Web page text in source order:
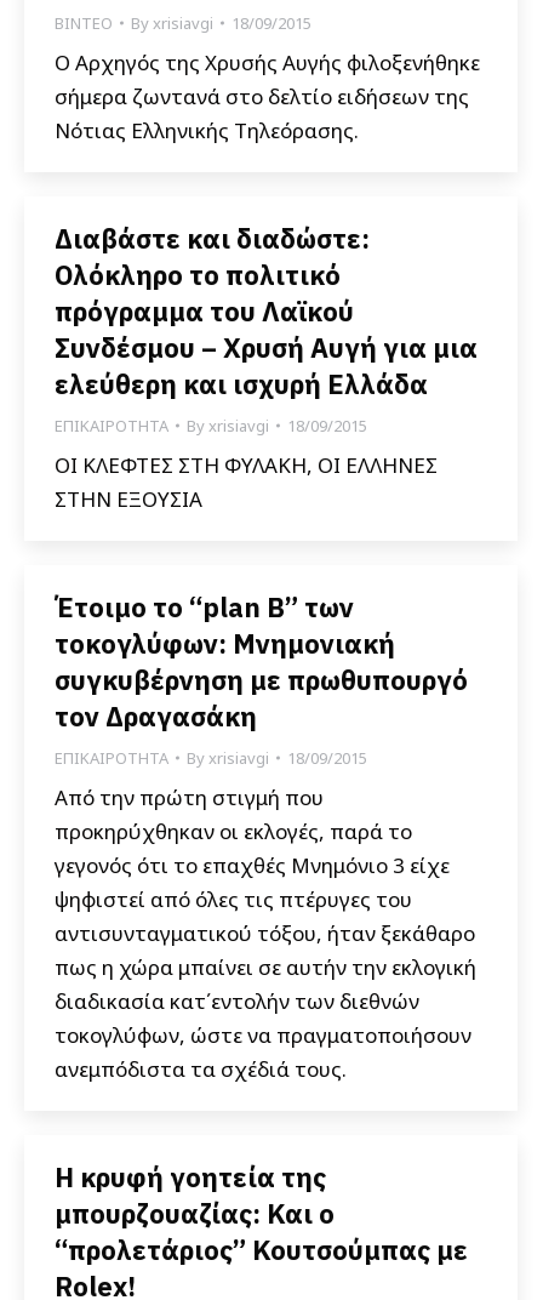
ΒΙΝΤΕΟ Byxrisiavgi 18/09/2015
Ο Αρχηγός της Χρυσής Αυγής φιλοξενήθηκε
σήμερα ζωντανά στο δελτίο ειδήσεων της
Νότιας Ελληνικής Τηλεόρασης.
Διαβάστε και διαδώστε:
Ολόκληρο το πολιτικό
πρόγραμμα του Λαϊκού
Συνδέσμου – Χρυσή Αυγή για μια
ελεύθερη και ισχυρή Ελλάδα
ΕΠΙΚΑΙΡΟΤΗΤΑ Byxrisiavgi 18/09/2015
ΟΙ ΚΛΕΦΤΕΣ ΣΤΗ ΦΥΛΑΚΗ, ΟΙ ΕΛΛΗΝΕΣ
ΣΤΗΝ ΕΞΟΥΣΙΑ
Έτοιμο το “plan B” των
τοκογλύφων: Μνημονιακή
συγκυβέρνηση με πρωθυπουργό
τον Δραγασάκη
ΕΠΙΚΑΙΡΟΤΗΤΑ Byxrisiavgi 18/09/2015
Από την πρώτη στιγμή που
προκηρύχθηκαν οι εκλογές, παρά το
γεγονός ότι το επαχθές Μνημόνιο 3 είχε
ψηφιστεί από όλες τις πτέρυγες του
αντισυνταγματικού τόξου, ήταν ξεκάθαρο
πως η χώρα μπαίνει σε αυτήν την εκλογική
διαδικασία κατ΄εντολήν των διεθνών
τοκογλύφων, ώστε να πραγματοποιήσουν
ανεμπόδιστα τα σχέδιά τους.
Η κρυφή γοητεία της
μπουρζουαζίας: Και ο
“προλετάριος” Κουτσούμπας με
Rolex!